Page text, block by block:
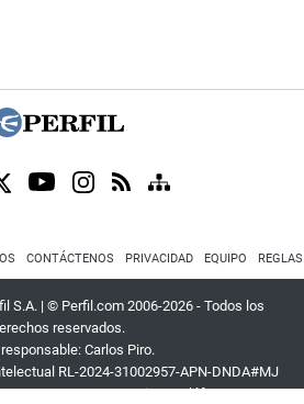
CONTÁCTENOS PRIVACIDAD EQUIPO
S.A. | © Perfil.com 2006-2026 - Todos los
reservados.
Carlos Piro.
RL-2024-31002957-APN-DNDA#MJ
,CABA, Argentina| Teléfono:+54 9 11